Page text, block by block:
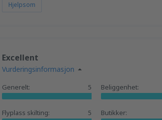
Hjelpsom
Excellent
Vurderingsinformasjon
Generelt: 5 Beliggenhet:
Flyplass skilting: 5 Butikker: